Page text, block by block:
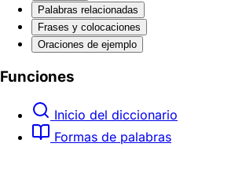
Palabras relacionadas
Frases y colocaciones
Oraciones de ejemplo
Funciones
Inicio del diccionario
Formas de palabras